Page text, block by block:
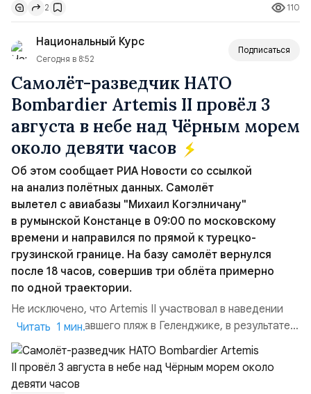
Отказ в заключении кредитного договора,
предоставлении государственных и муниципальных
услу...
2 110
Национальный Курс
Сегодня в 8:52
Подписаться
Самолёт-разведчик НАТО
Bombardier Artemis II провёл 3
августа в небе над Чёрным морем
около девяти часов
Об этом сообщает РИА Новости со ссылкой
на анализ полётных данных. Самолёт
вылетел с авиабазы "Михаил Когэлничану"
в румынской Констанце в 09:00 по московскому
времени и направился по прямой к турецко-
грузинской границе. На базу самолёт вернулся
после 18 часов, совершив три облёта примерно
по одной траектории.
Не исключено, что Artemis II участвовал в наведении
дрона, атаковавшего пляж в Геленджике, в результате
чего погибло 7 человек, включая троих детей. Позже
турецкая газета Cumhuriyet сообщила об атаке
украинских дронов в Чёрном море на ️судно Nadezhda
Читать 1 мин.